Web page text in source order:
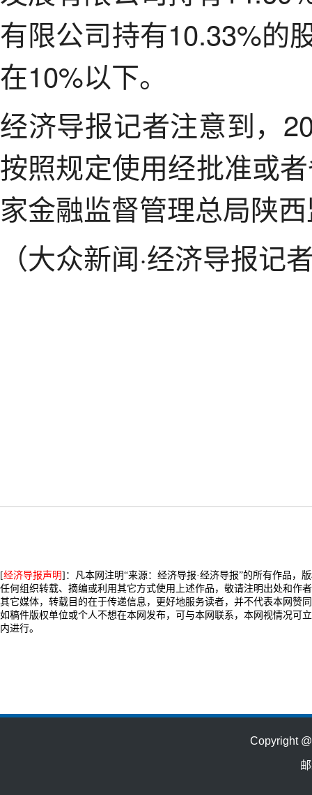
有限公司持有10.33%的
在10%以下。
经济导报记者注意到，
按照规定使用经批准或
家金融监督管理总局陕
（大众新闻·经济导报记
[经济导报声明]：凡本网注明“来源：经济导报·经济导报”的所有作品，
任何组织转载、摘编或利用其它方式使用上述作品，敬请注明出处和作
其它媒体，转载目的在于传递信息，更好地服务读者，并不代表本网赞
如稿件版权单位或个人不想在本网发布，可与本网联系，本网视情况可
内进行。
Copyright